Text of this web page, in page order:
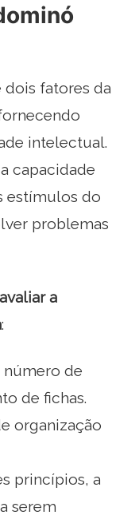
dois fatores da
intelectual.
capacidade
estímulos do
problemas
a
:
número de
de fichas.
organização
princípios, a
serem